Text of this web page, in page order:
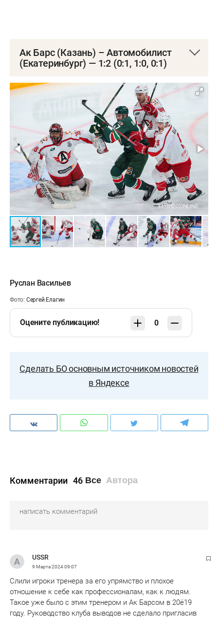
Ак Барс (Казань) – Автомобилист
(Екатеринбург) — 1:2 (0:1, 1:0, 0:1)
8 марта. «Татнефть Арена»
0:1 Бывальцев (19:39, мен.)
1:1 Радулов (Яшкин, Юдин, 20:31)
1:2 Кизимов (Хрипунов, Блэкер, 43:19)
Вратари:Билялов — Аликин
Счет в серии:1–4(1:2, 0:4, 1:3, 5:0, 1:2)
Руслан Васильев
Фото: Сергей Елагин
Оцените публикацию! 0
Сделать БО основным источником новостей
в Яндексе
Комментарии 46 Все Автора
USSR
9 Марта 202409:07
Слили игроки тренера за его упрямство и плохое
отношение к себе как профессионалам, как к людям.
Такое уже было с этим тренером и Ак Барсом в 20ё19
году. Руководство клуба выводов не сделало пригласив